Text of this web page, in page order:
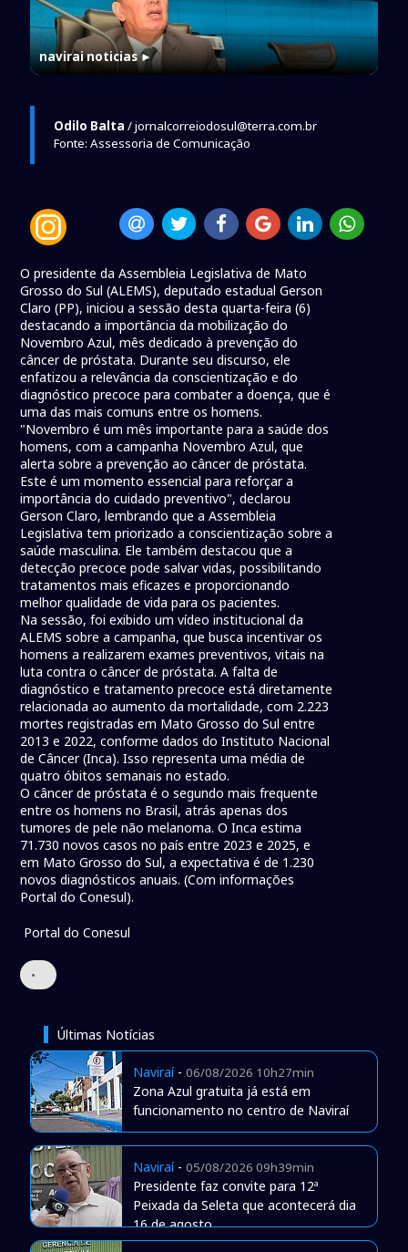
navirai noticias►
Odilo Balta / jornalcorreiodosul@terra.com.br
Fonte: Assessoria de Comunicação
O presidente da Assembleia Legislativa de Mato
Grosso do Sul (ALEMS), deputado estadual Gerson
Claro (PP), iniciou a sessão desta quarta-feira (6)
destacando a importância da mobilização do
Novembro Azul, mês dedicado à prevenção do
câncer de próstata. Durante seu discurso, ele
enfatizou a relevância da conscientização e do
diagnóstico precoce para combater a doença, que é
uma das mais comuns entre os homens.
"Novembro é um mês importante para a saúde dos
homens, com a campanha Novembro Azul, que
alerta sobre a prevenção ao câncer de próstata.
Este é um momento essencial para reforçar a
importância do cuidado preventivo", declarou
Gerson Claro, lembrando que a Assembleia
Legislativa tem priorizado a conscientização sobre a
saúde masculina. Ele também destacou que a
detecção precoce pode salvar vidas, possibilitando
tratamentos mais eficazes e proporcionando
melhor qualidade de vida para os pacientes.
Na sessão, foi exibido um vídeo institucional da
ALEMS sobre a campanha, que busca incentivar os
homens a realizarem exames preventivos, vitais na
luta contra o câncer de próstata. A falta de
diagnóstico e tratamento precoce está diretamente
relacionada ao aumento da mortalidade, com 2.223
mortes registradas em Mato Grosso do Sul entre
2013 e 2022, conforme dados do Instituto Nacional
de Câncer (Inca). Isso representa uma média de
quatro óbitos semanais no estado.
O câncer de próstata é o segundo mais frequente
entre os homens no Brasil, atrás apenas dos
tumores de pele não melanoma. O Inca estima
71.730 novos casos no país entre 2023 e 2025, e
em Mato Grosso do Sul, a expectativa é de 1.230
novos diagnósticos anuais. (Com informações
Portal do Conesul).
Portal do Conesul
•
Últimas Notícias
Naviraí- 06/08/2026 10h27min
Zona Azul gratuita já está em
funcionamento no centro de Naviraí
Naviraí- 05/08/2026 09h39min
Presidente faz convite para 12ª
Peixada da Seleta que acontecerá dia
16 de agosto